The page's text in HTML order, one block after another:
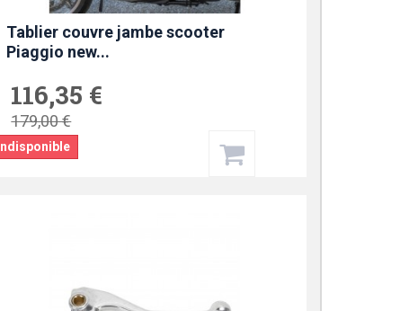
Tablier couvre jambe scooter
Piaggio new...
116,35 €
179,00 €
Indisponible